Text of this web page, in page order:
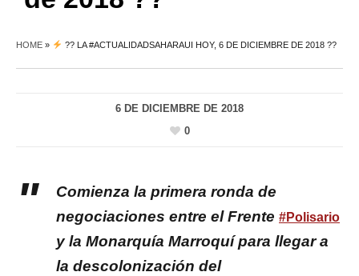
HOME » ?? LA #ACTUALIDADSAHARAUI HOY, 6 DE DICIEMBRE DE 2018 ??
6 DE DICIEMBRE DE 2018
0
Comienza la primera ronda de
negociaciones entre el Frente #Polisario
y la Monarquía Marroquí para llegar a
la descolonización del